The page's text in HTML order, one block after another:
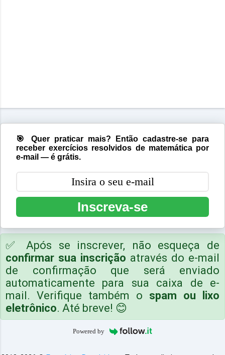
🎯 Quer praticar mais? Então cadastre-se para
receber exercícios resolvidos de matemática por
e-mail — é grátis.
Inscreva-se
✅ Após se inscrever, não esqueça de
confirmar sua inscrição através do e-mail
de confirmação que será enviado
automaticamente para sua caixa de e-
mail. Verifique também o spam ou lixo
eletrônico. Até breve! 😊
Powered by